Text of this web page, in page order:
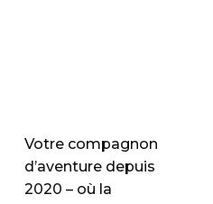
Votre compagnon
d’aventure depuis
2020 – où la